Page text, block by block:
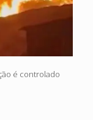
é controlado